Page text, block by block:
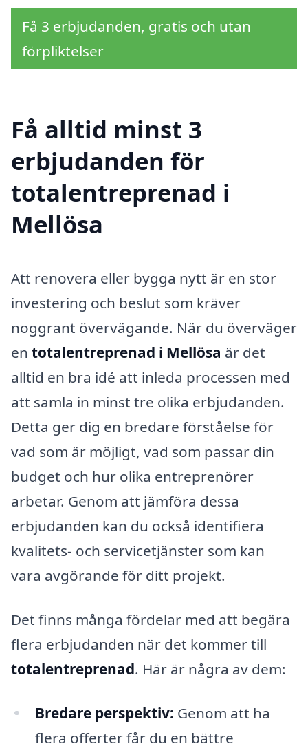
Få 3 erbjudanden, gratis och utan
förpliktelser
Få alltid minst 3
erbjudanden för
totalentreprenad i
Mellösa
Att renovera eller bygga nytt är en stor
investering och beslut som kräver
noggrant övervägande. När du överväger
en totalentreprenad i Mellösa är det
alltid en bra idé att inleda processen med
att samla in minst tre olika erbjudanden.
Detta ger dig en bredare förståelse för
vad som är möjligt, vad som passar din
budget och hur olika entreprenörer
arbetar. Genom att jämföra dessa
erbjudanden kan du också identifiera
kvalitets- och servicetjänster som kan
vara avgörande för ditt projekt.
Det finns många fördelar med att begära
flera erbjudanden när det kommer till
totalentreprenad. Här är några av dem:
Bredare perspektiv: Genom att ha
flera offerter får du en bättre